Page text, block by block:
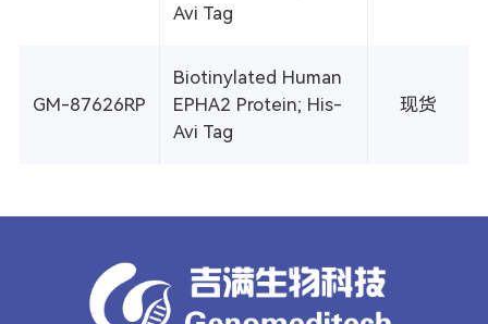
Avi Tag
GM-87626RP
Biotinylated Human
EPHA2 Protein; His-
Avi Tag
现货